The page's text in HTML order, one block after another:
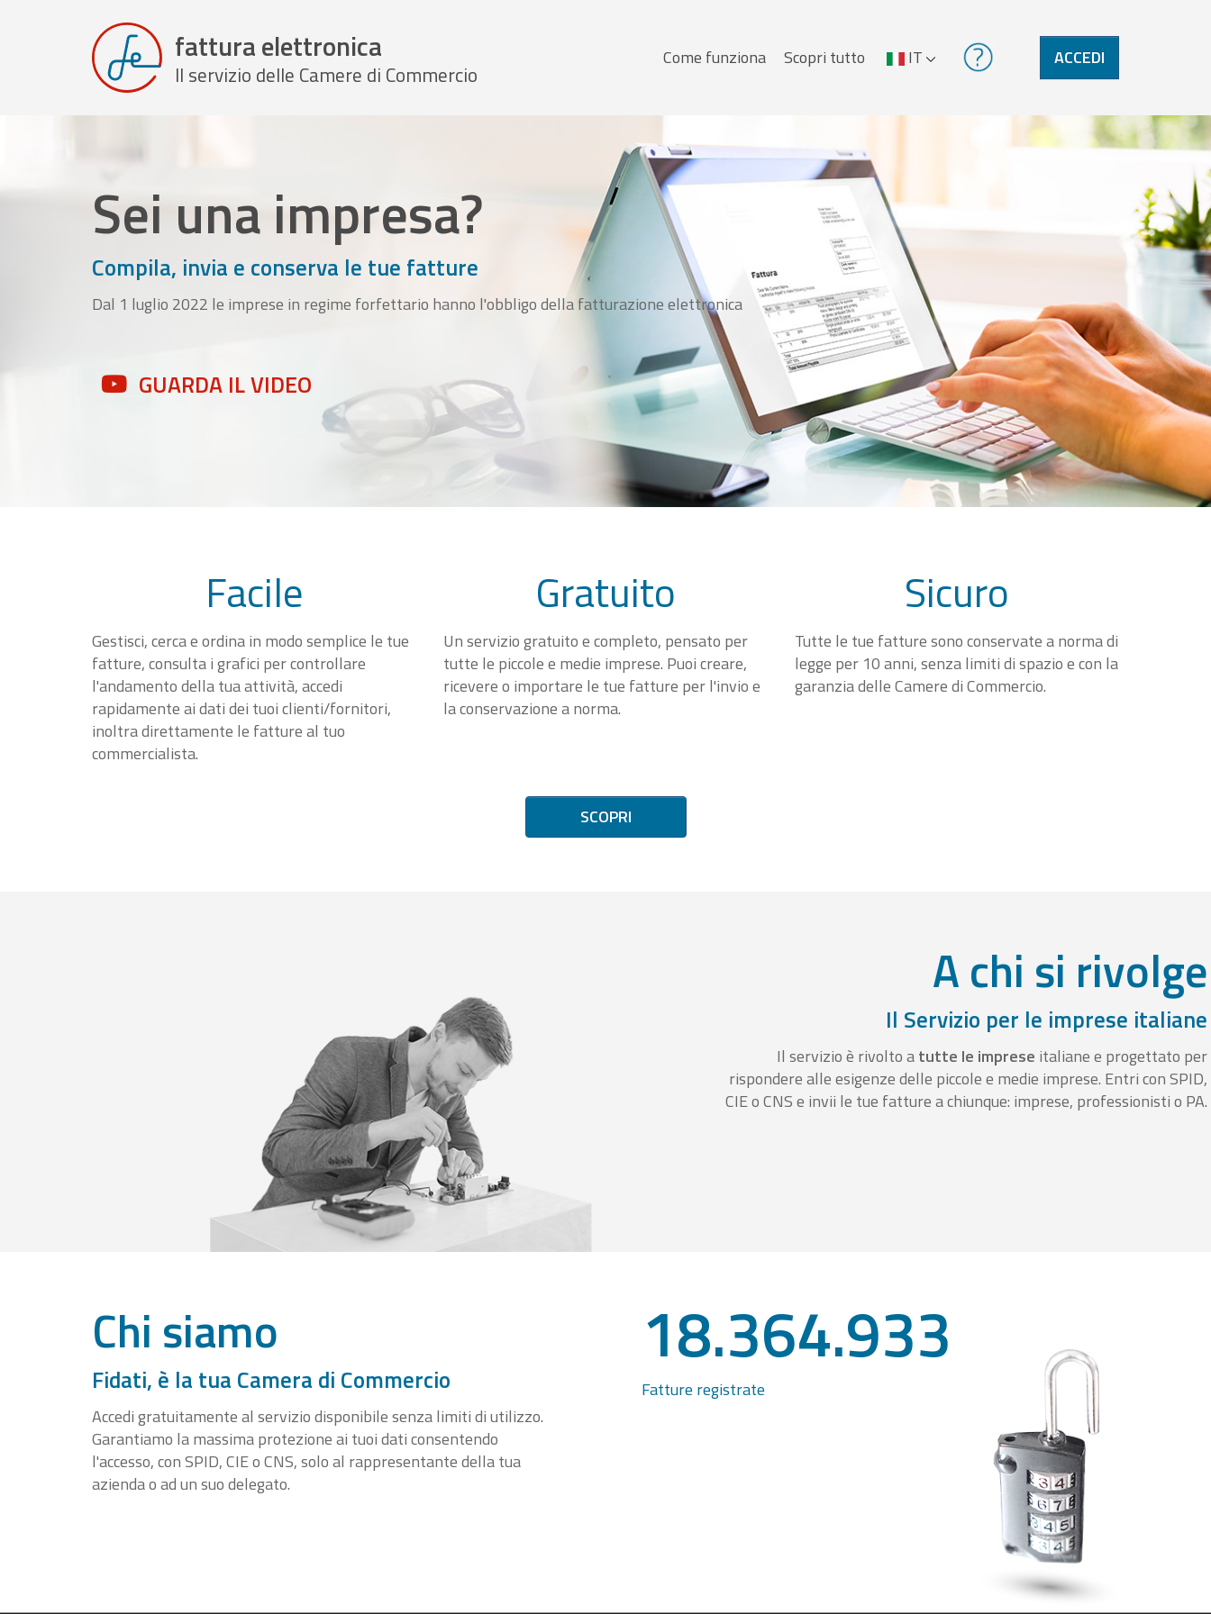
fattura elettronica
Il servizio delle Camere di Commercio Menu
Come funziona Scopri tutto IT ACCEDI
Sei una impresa?
Compila, invia e conserva le tue fatture
Dal 1 luglio 2022 le imprese in regime forfettario hanno l'obbligo della fatturazione elettronica
GUARDA IL VIDEO
Facile
Gestisci, cerca e ordina in modo semplice le tue
fatture, consulta i grafici per controllare
l'andamento della tua attività, accedi
rapidamente ai dati dei tuoi clienti/fornitori,
inoltra direttamente le fatture al tuo
commercialista.
Gratuito
Un servizio gratuito e completo, pensato per
tutte le piccole e medie imprese. Puoi creare,
ricevere o importare le tue fatture per l'invio e
la conservazione a norma.
Sicuro
Tutte le tue fatture sono conservate a norma di
legge per 10 anni, senza limiti di spazio e con la
garanzia delle Camere di Commercio.
SCOPRI
A chi si rivolge
Il Servizio per le imprese italiane
Il servizio è rivolto atutte le imprese italiane e progettato per
rispondere alle esigenze delle piccole e medie imprese. Entri con SPID,
CIE o CNS e invii le tue fatture a chiunque: imprese, professionisti o PA.
Chi siamo
Fidati, è la tua Camera di Commercio
Accedi gratuitamente al servizio disponibile senza limiti di utilizzo.
Garantiamo la massima protezione ai tuoi dati consentendo
l'accesso, con SPID, CIE o CNS, solo al rappresentante della tua
azienda o ad un suo delegato.
18.364.933
Fatture registrate